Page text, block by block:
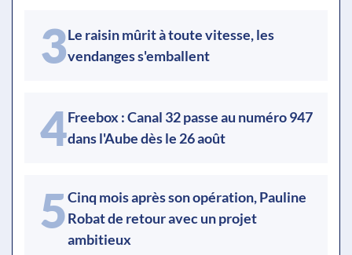
3Le raisin mûrit à toute vitesse, les
vendanges s'emballent
4Freebox : Canal 32 passe au numéro 947
dans l'Aube dès le 26 août
5Cinq mois après son opération, Pauline
Robat de retour avec un projet
ambitieux